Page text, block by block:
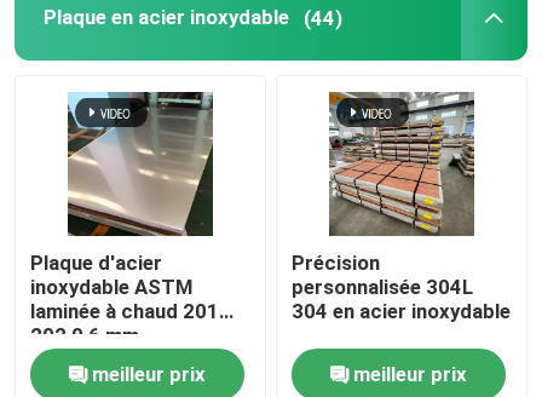
Bobine en aluminium
Rod rond en aluminium
tube rond en aluminium
bobine de papier d'aluminium
Barre ronde de cuivre
Plaque en acier inoxydable (44)
Plaque d'acier
inoxydable ASTM
laminée à chaud 201
202 0,6 mm
d'épaisseur 2b Plaque
d'acier inoxydable finie
meilleur prix
Précision
personnalisée 304L
304 en acier inoxydable
meilleur prix